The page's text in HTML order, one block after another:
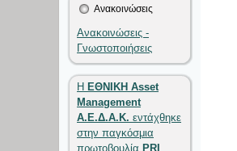
Ανακοινώσεις
Ανακοινώσεις -
Γνωστοποιήσεις
Η ΕΘΝΙΚΗ Asset
Management
Α.Ε.Δ.Α.Κ. εντάχθηκε
στην παγκόσμια
πρωτοβουλία PRI